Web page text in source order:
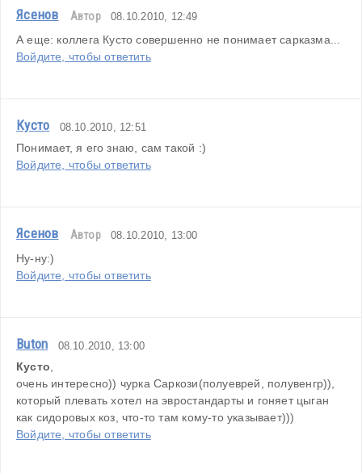
Ясенов Автор 08.10.2010, 12:49
А еще: коллега Кусто совершенно не понимает сарказма...
Войдите, чтобы ответить
Кусто 08.10.2010, 12:51
Понимает, я его знаю, сам такой :)
Войдите, чтобы ответить
Ясенов Автор 08.10.2010, 13:00
Ну-ну:)
Войдите, чтобы ответить
Buton 08.10.2010, 13:00
Кусто,
очень интересно)) чурка Саркози(полуеврей, полувенгр)),
который плевать хотел на эвростандарты и гоняет цыган
как сидоровых коз, что-то там кому-то указывает)))
Войдите, чтобы ответить